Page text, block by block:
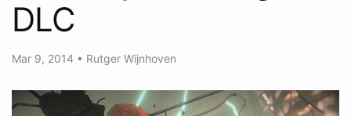
DLC
Mar 9, 2014 • Rutger Wijnhoven